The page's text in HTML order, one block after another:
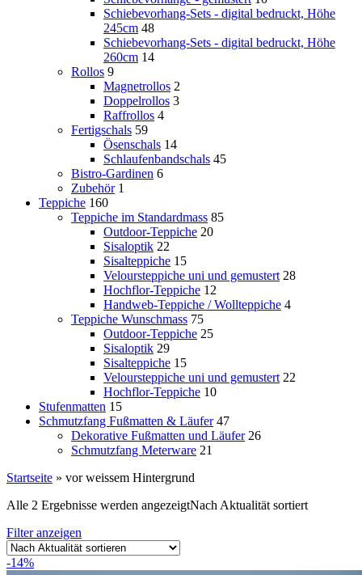
Schiebevorhang-Sets - digital bedruckt, Höhe
245cm 48
Schiebevorhang-Sets - digital bedruckt, Höhe
260cm 14
Rollos 9
Magnetrollos 2
Doppelrollos 3
Raffrollos 4
Fertigschals 59
Ösenschals 14
Schlaufenbandschals 45
Bistro-Gardinen 6
Zubehör 1
Teppiche 160
Teppiche im Standardmass 85
Outdoor-Teppiche 20
Sisaloptik 22
Sisalteppiche 15
Veloursteppiche uni und gemustert 28
Hochflor-Teppiche 12
Handweb-Teppiche / Wollteppiche 4
Teppiche Wunschmass 75
Outdoor-Teppiche 25
Sisaloptik 29
Sisalteppiche 15
Veloursteppiche uni und gemustert 22
Hochflor-Teppiche 10
Stufenmatten 15
Schmutzfang Fußmatten & Läufer 47
Dekorative Fußmatten und Läufer 26
Schmutzfang Meterware 21
Startseite » vor weissem Hintergrund
Alle 2 Ergebnisse werden angezeigtNach Aktualität sortiert
Filter anzeigen
-14%